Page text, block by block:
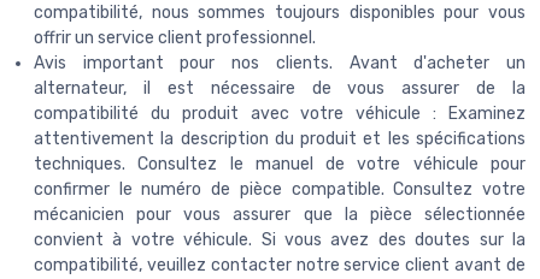
compatibilité, nous sommes toujours disponibles pour vous
offrir un service client professionnel.
Avis important pour nos clients. Avant d'acheter un
alternateur, il est nécessaire de vous assurer de la
compatibilité du produit avec votre véhicule : Examinez
attentivement la description du produit et les spécifications
techniques. Consultez le manuel de votre véhicule pour
confirmer le numéro de pièce compatible. Consultez votre
mécanicien pour vous assurer que la pièce sélectionnée
convient à votre véhicule. Si vous avez des doutes sur la
compatibilité, veuillez contacter notre service client avant de